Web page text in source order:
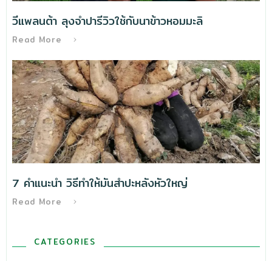
วีแพลนต้า ลุงจำปารีวิวใช้กับนาข้าวหอมมะลิ
Read More
7 คำแนะนำ วิธีทําให้มันสำปะหลังหัวใหญ่
Read More
CATEGORIES